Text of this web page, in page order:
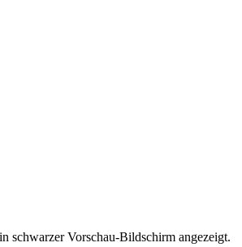
schwarzer Vorschau-Bildschirm angezeigt.